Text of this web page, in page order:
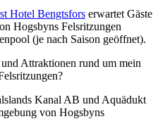
Hotel Bengtsfors erwartet Gäste
Hogsbyns Felsritzungen
(je nach Saison geöffnet).
Attraktionen rund um mein
Kanal AB und Aquädukt
von Hogsbyns